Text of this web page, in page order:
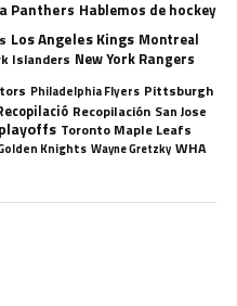
Panthers Hablemos de hockey
Los Angeles Kings Montreal
Islanders New York Rangers
Philadelphia Flyers Pittsburgh
Recopilación San Jose
Toronto Maple Leafs
Knights Wayne Gretzky WHA